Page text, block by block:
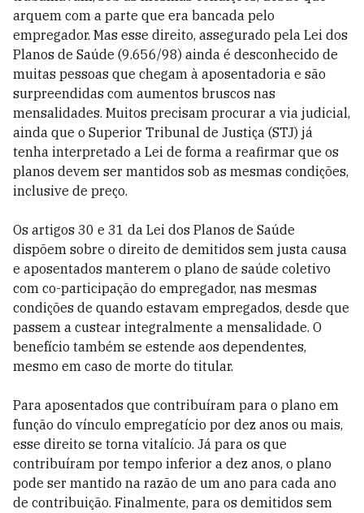
arquem com a parte que era bancada pelo
empregador. Mas esse direito, assegurado pela Lei dos
Planos de Saúde (9.656/98) ainda é desconhecido de
muitas pessoas que chegam à aposentadoria e são
surpreendidas com aumentos bruscos nas
mensalidades. Muitos precisam procurar a via judicial,
ainda que o Superior Tribunal de Justiça (STJ) já
tenha interpretado a Lei de forma a reafirmar que os
planos devem ser mantidos sob as mesmas condições,
inclusive de preço.
Os artigos 30 e 31 da Lei dos Planos de Saúde
dispõem sobre o direito de demitidos sem justa causa
e aposentados manterem o plano de saúde coletivo
com co-participação do empregador, nas mesmas
condições de quando estavam empregados, desde que
passem a custear integralmente a mensalidade. O
benefício também se estende aos dependentes,
mesmo em caso de morte do titular.
Para aposentados que contribuíram para o plano em
função do vínculo empregatício por dez anos ou mais,
esse direito se torna vitalício. Já para os que
contribuíram por tempo inferior a dez anos, o plano
pode ser mantido na razão de um ano para cada ano
de contribuição. Finalmente, para os demitidos sem